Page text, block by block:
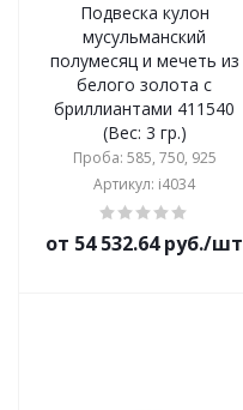
Подвеска кулон
мусульманский
полумесяц и мечеть из
белого золота с
бриллиантами 411540
(Вес: 3 гр.)
Проба: 585, 750, 925
Артикул: i4034
от 54 532.64 руб./шт